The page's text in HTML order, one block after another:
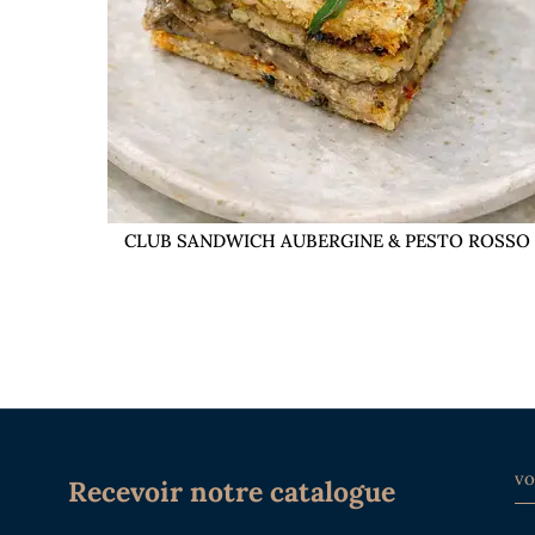
CLUB SANDWICH AUBERGINE & PESTO ROSSO
Recevoir notre catalogue